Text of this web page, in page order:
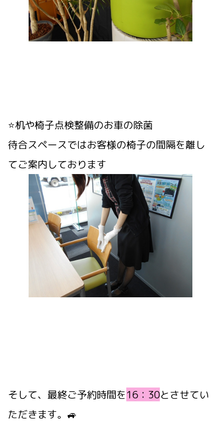
⭐机や椅子点検整備のお車の除菌
待合スペースではお客様の椅子の間隔を離し
てご案内しております
そして、最終ご予約時間を16：30とさせてい
ただきます。🚙